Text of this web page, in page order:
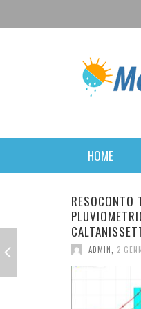
HOME
FINE
POSSIBILE
ADMIN, 16